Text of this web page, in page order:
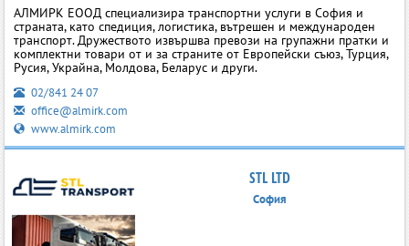
АЛМИРК ЕООД специализира транспортни услуги в София и
страната, като спедиция, логистика, вътрешен и международен
транспорт. Дружеството извършва превози на групажни пратки и
комплектни товари от и за страните от Европейски съюз, Турция,
Русия, Украйна, Молдова, Беларус и други.
02/841 24 07
office@almirk.com
www.almirk.com
STL LTD
София